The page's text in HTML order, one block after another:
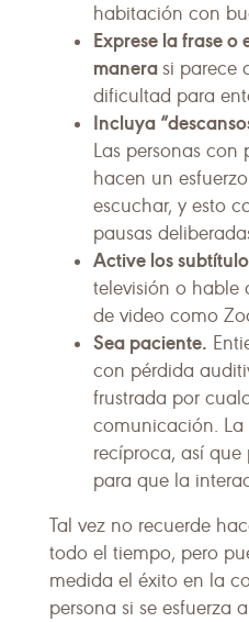
habitación con
Exprese la frase o
manerasi parece
dificultad para
Incluya
Las personas
hacen un
escuchar, y esto
pausas
Active los
televisión o hable
de video como
Sea paciente.
con pérdida
frustrada por
comunicación.
recíproca, así
para que la
Tal vez no recuerde
todo el tiempo, pero
medida el éxito en la
persona si se esfuerza